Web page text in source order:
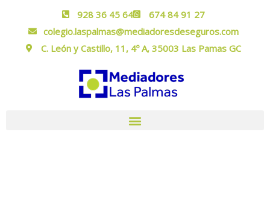
928 36 45 64
674 84 91 27
colegio.laspalmas@mediadoresdeseguros.com
C. León y Castillo, 11, 4º A, 35003 Las Pamas GC